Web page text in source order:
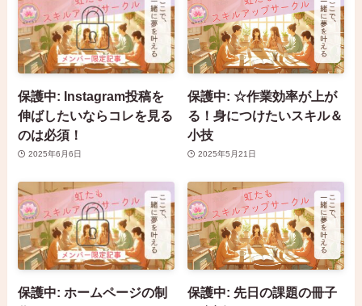
保護中: Instagram投稿を
伸ばしたいならコレを見る
のは必須！
2025年6月6日
保護中: ☆作業効率が上が
る！身につけたいスキル＆
小技
2025年5月21日
保護中: ホームページの制
保護中: 先日の課題の冊子